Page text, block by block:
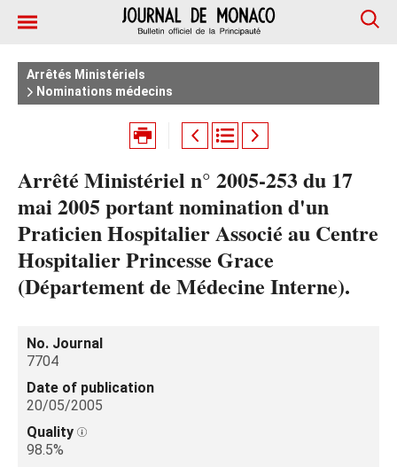
Arrêtés Ministériels
Nominations médecins
Arrêté Ministériel n° 2005-253 du 17
mai 2005 portant nomination d'un
Praticien Hospitalier Associé au Centre
Hospitalier Princesse Grace
(Département de Médecine Interne).
No. Journal
7704
Date of publication
20/05/2005
Quality
98.5%